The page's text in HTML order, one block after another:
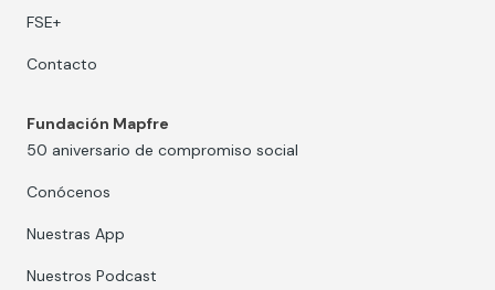
FSE+
Contacto
Fundación Mapfre
50 aniversario de compromiso social
Conócenos
Nuestras App
Nuestros Podcast